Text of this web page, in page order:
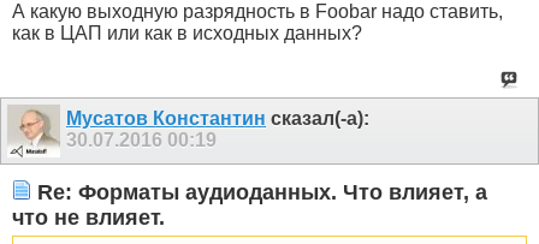
А какую выходную разрядность в Foobar надо ставить,
как в ЦАП или как в исходных данных?
Мусатов Константин сказал(-а):
30.07.2016 00:19
Re: Форматы аудиоданных. Что влияет, а
что не влияет.